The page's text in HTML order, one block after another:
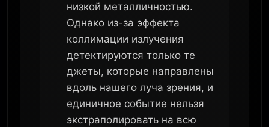
низкой металличностью.
Однако из-за эффекта
коллимации излучения
детектируются только те
джеты, которые направлены
вдоль нашего луча зрения, и
единичное событие нельзя
экстраполировать на всю